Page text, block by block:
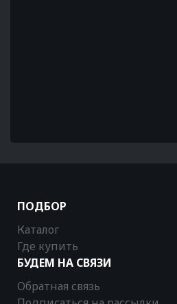
ПОДБОР
Каталог
Где купить
БУДЕМ НА СВЯЗИ
Обратная связь